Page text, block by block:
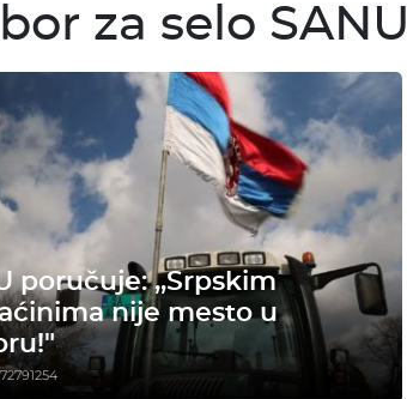
za selo SANU
poručuje: ,,Srpskim
nije mesto u